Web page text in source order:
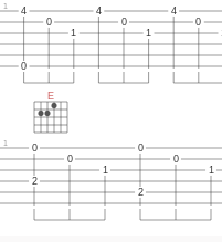
4
0
0
1
4
0
1
4
0
1
0
2
0
1
0
2
0
1
E
1